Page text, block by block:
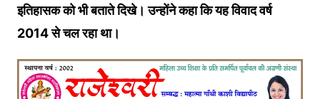
इतिहासक को भी बताते दिखे। उन्होंने कहा कि यह विवाद वर्ष
2014 से चल रहा था।